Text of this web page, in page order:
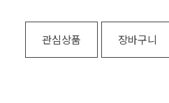
관심상품 장바구니